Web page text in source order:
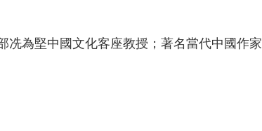
為堅中國文化客座教授；著名當代中國作家